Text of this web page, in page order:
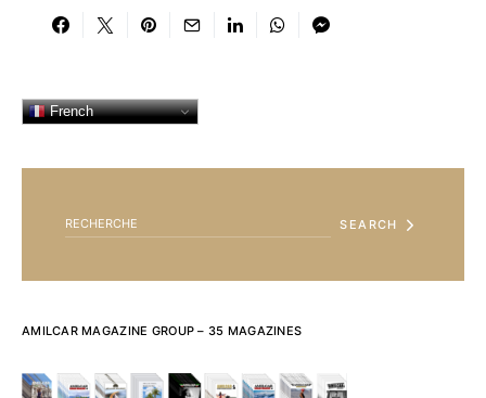
French
SEARCH
AMILCAR MAGAZINE GROUP – 35 MAGAZINES